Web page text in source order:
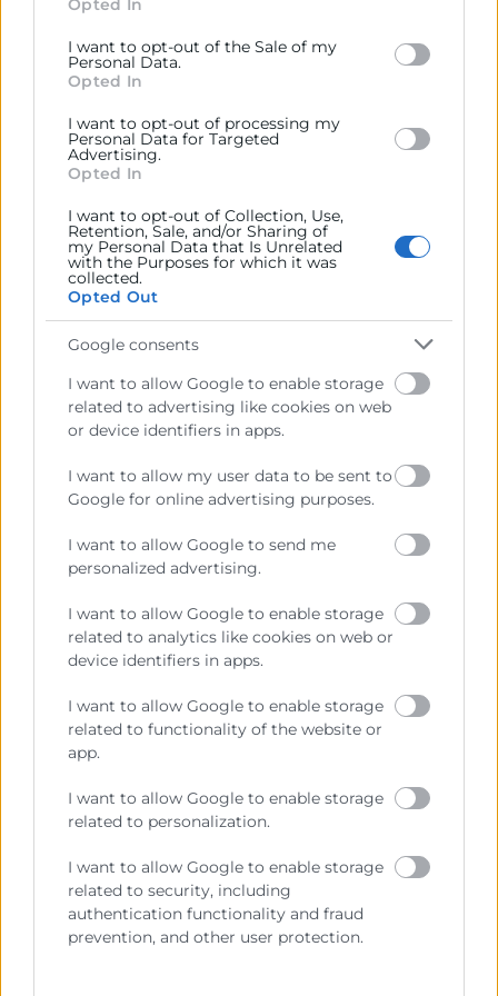
behaviour. You may click to grant or deny consent to
below specified purposes in below Google consent
section.
Opted In
I want to opt-out of the Sale of my
Personal Data.
Opted In
I want to opt-out of processing my
Personal Data for Targeted
Advertising.
Opted In
I want to opt-out of Collection, Use,
Retention, Sale, and/or Sharing of
my Personal Data that Is Unrelated
with the Purposes for which it was
collected.
Opted Out
Google consents
I want to allow Google to enable storage
related to advertising like cookies on web
or device identifiers in apps.
I want to allow my user data to be sent to
Google for online advertising purposes.
I want to allow Google to send me
personalized advertising.
I want to allow Google to enable storage
related to analytics like cookies on web or
device identifiers in apps.
I want to allow Google to enable storage
related to functionality of the website or
app.
I want to allow Google to enable storage
related to personalization.
I want to allow Google to enable storage
related to security, including
authentication functionality and fraud
prevention, and other user protection.
Contacto
Coordinador Gestión de Proyectos
963 103 944
He leído y acepto laPolítica de Privacidad
Cámara València es una corporación de derecho público,
colaboradora de las Administraciones Públicas, dedicada a:
Prestar servicios a las empresas.
Representar, promocionar y defender los intereses